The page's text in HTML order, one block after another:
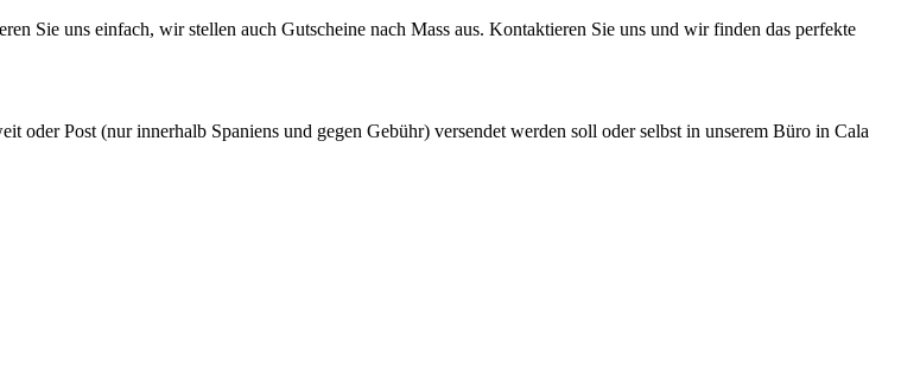
Sie uns einfach, wir stellen auch Gutscheine nach Mass aus. Kontaktieren Sie uns und wir finden das perfekte
oder Post (nur innerhalb Spaniens und gegen Gebühr) versendet werden soll oder selbst in unserem Büro in Cala